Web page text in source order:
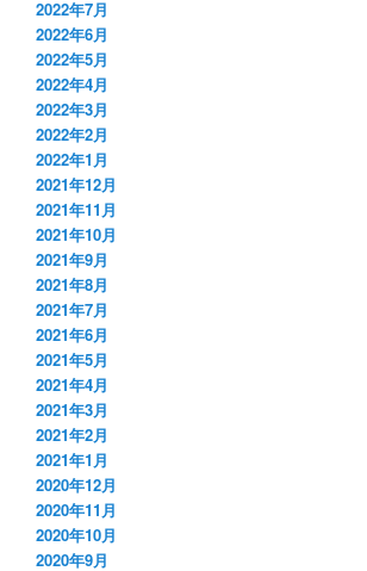
2022年7月
2022年6月
2022年5月
2022年4月
2022年3月
2022年2月
2022年1月
2021年12月
2021年11月
2021年10月
2021年9月
2021年8月
2021年7月
2021年6月
2021年5月
2021年4月
2021年3月
2021年2月
2021年1月
2020年12月
2020年11月
2020年10月
2020年9月